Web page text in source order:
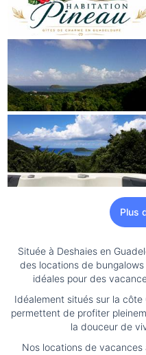
Plus
Située à Deshaies en
des locations de
idéales pour des
Idéalement situés sur la
permettent de profiter
la douceur de
Nos locations de vacances